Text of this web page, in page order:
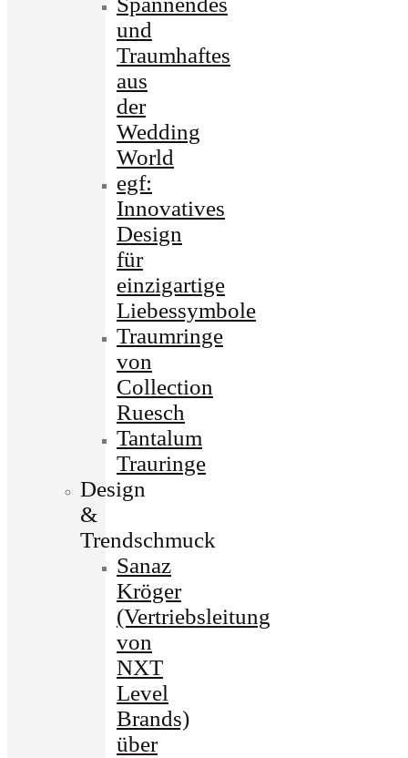
und
Traumhaftes
aus
der
Wedding
World
egf:
Innovatives
Design
für
einzigartige
Liebessymbole
Traumringe
von
Collection
Ruesch
Tantalum
Trauringe
Design
&
Trendschmuck
Sanaz
Kröger
(Vertriebsleitung
von
NXT
Level
Brands)
über